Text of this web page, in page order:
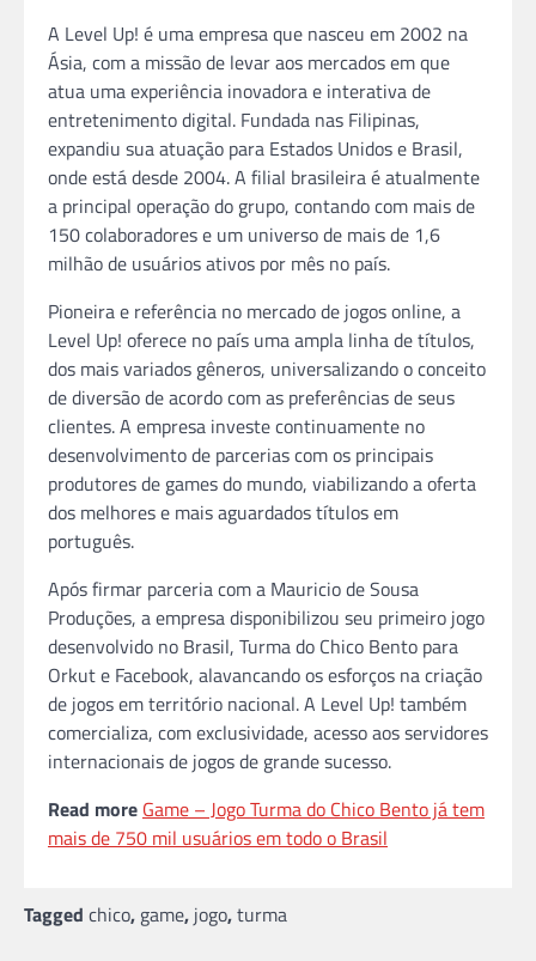
A Level Up! é uma empresa que nasceu em 2002 na
Ásia, com a missão de levar aos mercados em que
atua uma experiência inovadora e interativa de
entretenimento digital. Fundada nas Filipinas,
expandiu sua atuação para Estados Unidos e Brasil,
onde está desde 2004. A filial brasileira é atualmente
a principal operação do grupo, contando com mais de
150 colaboradores e um universo de mais de 1,6
milhão de usuários ativos por mês no país.
Pioneira e referência no mercado de jogos online, a
Level Up! oferece no país uma ampla linha de títulos,
dos mais variados gêneros, universalizando o conceito
de diversão de acordo com as preferências de seus
clientes. A empresa investe continuamente no
desenvolvimento de parcerias com os principais
produtores de games do mundo, viabilizando a oferta
dos melhores e mais aguardados títulos em
português.
Após firmar parceria com a Mauricio de Sousa
Produções, a empresa disponibilizou seu primeiro jogo
desenvolvido no Brasil, Turma do Chico Bento para
Orkut e Facebook, alavancando os esforços na criação
de jogos em território nacional. A Level Up! também
comercializa, com exclusividade, acesso aos servidores
internacionais de jogos de grande sucesso.
Read more Game – Jogo Turma do Chico Bento já tem
mais de 750 mil usuários em todo o Brasil
Tagged chico, game, jogo,turma